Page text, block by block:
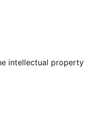
account
intellectual property